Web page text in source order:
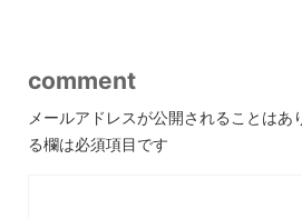
comment
メールアドレスが公開されることはあ
る欄は必須項目です